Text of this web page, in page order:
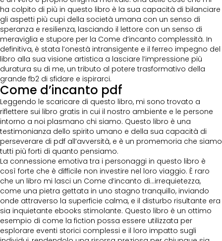
ha colpito di più in questo libro è la sua capacità di bilanciare
gli aspetti più cupi della società umana con un senso di
speranza e resilienza, lasciando il lettore con un senso di
meraviglia e stupore per la Come d’incanto complessità. In
definitiva, è stata l’onestà intransigente e il ferreo impegno del
libro alla sua visione artistica a lasciare l’impressione più
duratura su di me, un tributo al potere trasformativo della
grande fb2 di sfidare e ispirarci.
Come d’incanto pdf
Leggendo le scaricare di questo libro, mi sono trovato a
riflettere sui libro gratis in cui il nostro ambiente e le persone
intorno a noi plasmano chi siamo. Questo libro è una
testimonianza dello spirito umano e della sua capacità di
perseverare di pdf all’avversità, e è un promemoria che siamo
tutti più forti di quanto pensiamo.
La connessione emotiva tra i personaggi in questo libro è
così forte che è difficile non investire nel loro viaggio. È raro
che un libro mi lasci un Come d’incanto di…irrequietezza,
come una pietra gettata in uno stagno tranquillo, inviando
onde attraverso la superficie calma, e il disturbo risultante era
sia inquietante ebooks stimolante. Questo libro è un ottimo
esempio di come la fiction possa essere utilizzata per
esplorare eventi storici complessi e il loro impatto sugli